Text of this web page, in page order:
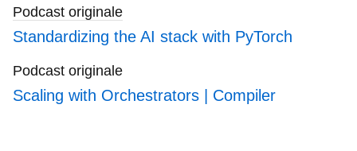
Podcast originale
Standardizing the AI stack with PyTorch
Podcast originale
Scaling with Orchestrators | Compiler